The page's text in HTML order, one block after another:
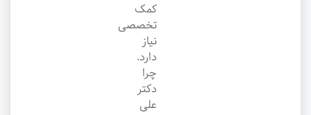
کمک
تخصصی
نیاز
دارد.
چرا
دکتر
علی